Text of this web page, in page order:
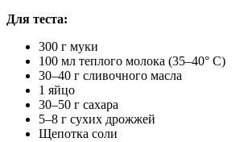
Для теста:
300 г муки
100 мл теплого молока (35–40° С)
30–40 г сливочного масла
1 яйцо
30–50 г сахара
5–8 г сухих дрожжей
Щепотка соли